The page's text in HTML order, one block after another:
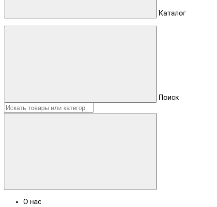
Каталог
Поиск
О нас